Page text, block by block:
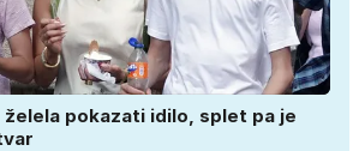
pokazati idilo, splet pa je